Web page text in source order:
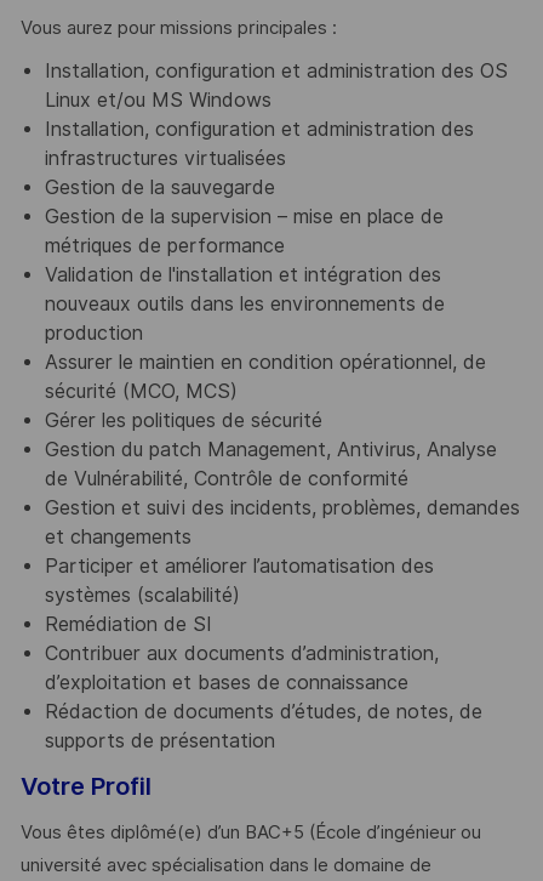
Vous aurez pour missions principales :
Installation, configuration et administration des OS
Linux et/ou MS Windows
Installation, configuration et administration des
infrastructures virtualisées
Gestion de la sauvegarde
Gestion de la supervision – mise en place de
métriques de performance
Validation de l'installation et intégration des
nouveaux outils dans les environnements de
production
Assurer le maintien en condition opérationnel, de
sécurité (MCO, MCS)
Gérer les politiques de sécurité
Gestion du patch Management, Antivirus, Analyse
de Vulnérabilité, Contrôle de conformité
Gestion et suivi des incidents, problèmes, demandes
et changements
Participer et améliorer l’automatisation des
systèmes (scalabilité)
Remédiation de SI
Contribuer aux documents d’administration,
d’exploitation et bases de connaissance
Rédaction de documents d’études, de notes, de
supports de présentation
Votre Profil
Vous êtes diplômé(e) d’un BAC+5 (École d’ingénieur ou
université avec spécialisation dans le domaine de